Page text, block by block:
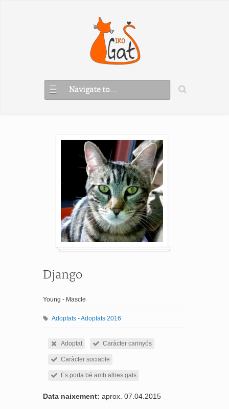
Navigate to...
Django
Young - Mascle
Adoptats -Adoptats 2016
Adoptat Caràcter carinyós
Caràcter sociable
Es porta bé amb altres gats
Data naixement: aprox. 07.04.2015